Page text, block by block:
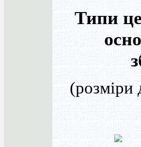
Типи
(розміри